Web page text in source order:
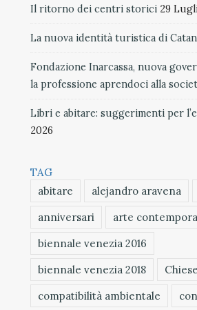
Il ritorno dei centri storici 29
La nuova identità turistica di
Fondazione Inarcassa, nuova
la professione aprendoci alla
Libri e abitare: suggerimenti per
2026
TAG
abitare
alejandro aravena
anniversari
arte
biennale venezia 2016
biennale venezia 2018
Chiese
compatibilità ambientale